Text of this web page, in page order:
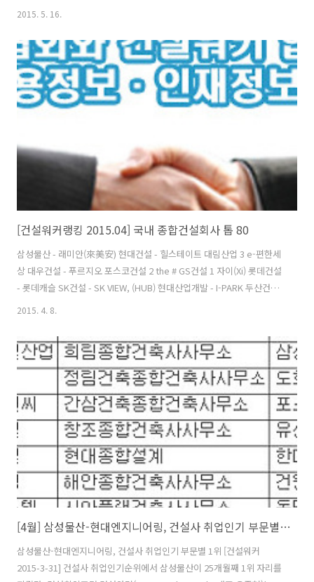
는 2015년 5월 건설사 취업인기순위(일명 ‘건설워커 랭킹’)에서 삼성물
어링(엔지니어링), 구산토건(전문건설), 삼우종합건축사사무소(건축설
계), 국보디자인(인테리어)도 부문별 1위 자리를 굳건히 다졌다.종합건
설 부문에서는 삼성물산에 이어 현대건설, 대림산업, 대우건설, 포스코
건설, GS건설, 롯데건설, SK건설, 두산건설, 현대산업개발이 톱10에 이
름을 올렸다. 호반건설, 한화건설, 부영, 계룡건설산업, 코오..
2015. 5. 16.
[건설워커랭킹 2015.04] 국내 종합건설회사 톱 80
삼성물산 - 래미안(來美安) 현대건설 - 힐스테이트 대림산업 3 e-편한세
상 대우건설 - 푸르지오 포스코건설 2 the # GS건설 1 자이(Xi) 롯데건설
- 롯데캐슬 SK건설 - SK VIEW, (HUB) 현대산업개발 - I-PARK 두산건설
2 두산위브(We've) 호반건설 - 베르디움 한화건설 2 꿈에그린 부영 - e-
랜트,토목공사 금호건설(W) - 어울림.리첸시아 한진중공업 - 해모로 쌍
용건설(법) - 쌍용 예가 태영건설 - 데시앙 제일모직 - 삼성에버랜드 케이
씨씨건설 - 스위첸 한양 - 수자인 한신공영 - 한신休플러스 서희건설 - 스
타힐스 한라 - 한라비발디 경남기업(W) - 경남아너스빌 삼성중공업 - 삼
성쉐르빌 서브원 -..
2015. 4. 8.
[4월] 삼성물산-현대엔지니어링, 건설사 취업인기 부문별 1위
삼성물산-현대엔지니어링, 건설사 취업인기 부문별 1위 [건설워커
2015-3-31] 건설사 취업인기순위에서 삼성물산이 25개월째 1위 자리를